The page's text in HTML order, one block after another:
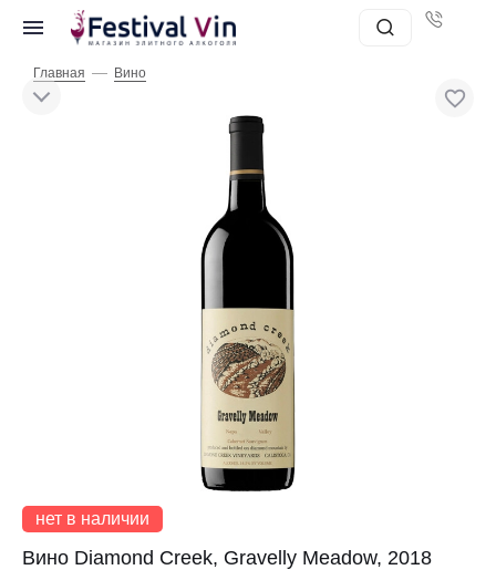
Главная — Вино
нет в наличии
Вино Diamond Creek, Gravelly Meadow, 2018